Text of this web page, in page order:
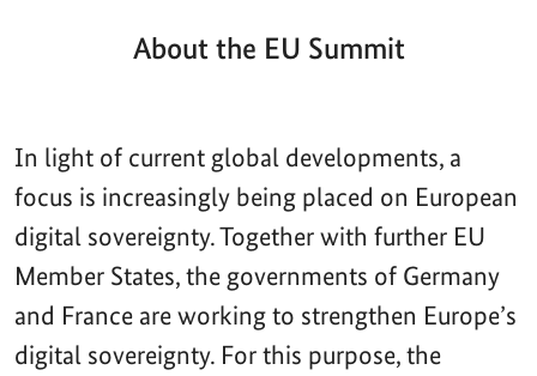
About the EU Summit
In light of current global developments, a
focus is increasingly being placed on European
digital sovereignty. Together with further EU
Member States, the governments of Germany
and France are working to strengthen Europe’s
digital sovereignty. For this purpose, the